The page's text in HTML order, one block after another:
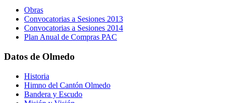
Obras
Convocatorias a Sesiones 2013
Convocatorias a Sesiones 2014
Plan Anual de Compras PAC
Datos de Olmedo
Historia
Himno del Cantón Olmedo
Bandera y Escudo